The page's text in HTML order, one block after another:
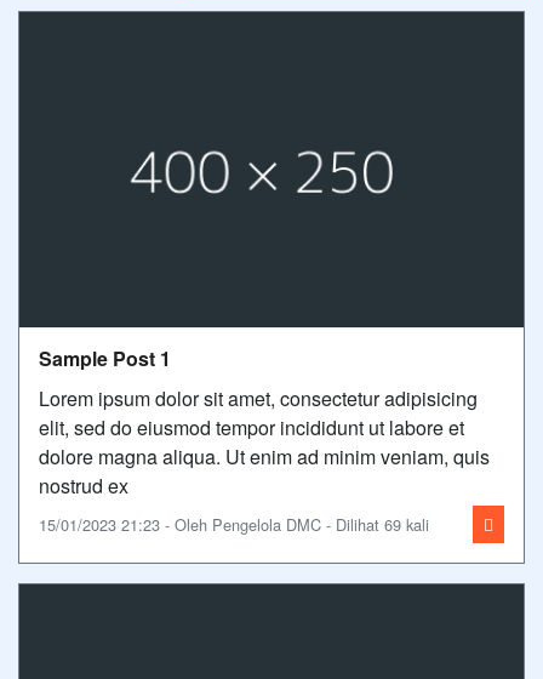
Sample Post 1
Lorem ipsum dolor sit amet, consectetur adipisicing
elit, sed do eiusmod tempor incididunt ut labore et
dolore magna aliqua. Ut enim ad minim veniam, quis
nostrud ex
15/01/2023 21:23 - Oleh Pengelola DMC - Dilihat 69 kali